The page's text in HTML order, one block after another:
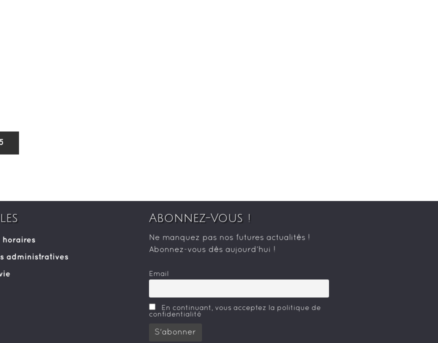
horaires
administratives
Abonnez-Vous !
Ne manquez pas nos futures actualités !
Abonnez-vous dès aujourd’hui !
Email
En continuant, vous acceptez la politique de
confidentialité